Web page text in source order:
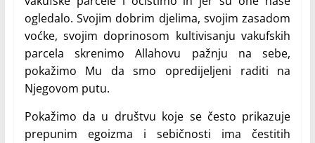
ogledalo. Svojim dobrim djelima, svojim zasadom
voćke, svojim doprinosom kultivisanju vakufskih
parcela skrenimo Allahovu pažnju na sebe,
pokažimo Mu da smo opredijeljeni raditi na
Njegovom putu.
Pokažimo da u društvu koje se često prikazuje
prepunim egoizma i sebičnosti ima čestitih